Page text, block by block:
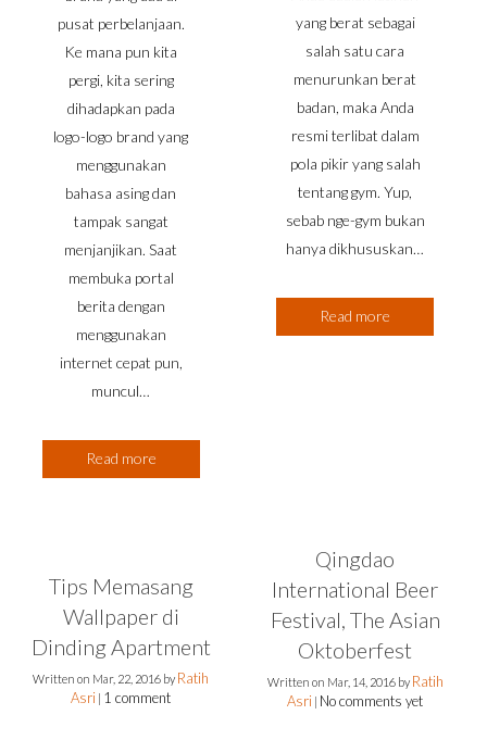
pusat perbelanjaan.
Ke mana pun kita
pergi, kita sering
dihadapkan pada
logo-logo brand yang
menggunakan
bahasa asing dan
tampak sangat
menjanjikan. Saat
membuka portal
berita dengan
menggunakan
internet cepat pun,
muncul…
Read more
yang berat sebagai
salah satu cara
menurunkan berat
badan, maka Anda
resmi terlibat dalam
pola pikir yang salah
tentang gym. Yup,
sebab nge-gym bukan
hanya dikhususkan…
Read more
Tips Memasang
Wallpaper di
Dinding Apartment
Written on Mar, 22, 2016 by Ratih
Asri 1 comment
Qingdao
International Beer
Festival, The Asian
Oktoberfest
Written on Mar, 14, 2016 by Ratih
Asri No comments yet